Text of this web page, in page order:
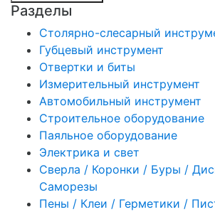
Разделы
Столярно-слесарный
Губцевый инструмент
Отвертки и биты
Измерительный инструмент
Автомобильный инструмент
Строительное оборудование
Паяльное оборудование
Электрика и свет
Сверла / Коронки / Буры /
Саморезы
Пены / Клеи / Герметики /